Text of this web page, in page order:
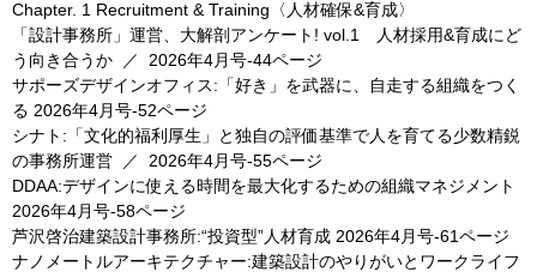
Chapter. 1 Recruitment & Training〈人材確保&育成〉
「設計事務所」運営、大解剖アンケート! vol.1 人材採用&育成にど
う向き合うか ／ 2026年4月号-44ページ
サポーズデザインオフィス:「好き」を武器に、自走する組織をつく
る 2026年4月号-52ページ
シナト:「文化的福利厚生」と独自の評価基準で人を育てる少数精鋭
の事務所運営 ／ 2026年4月号-55ページ
DDAA:デザインに使える時間を最大化するための組織マネジメント
2026年4月号-58ページ
芦沢啓治建築設計事務所:“投資型”人材育成 2026年4月号-61ページ
ナノメートルアーキテクチャー:建築設計のやりがいとワークライフ